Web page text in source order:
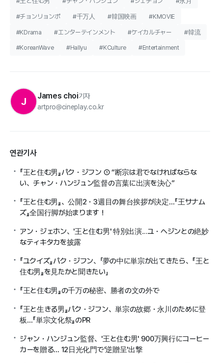
#チョンリョンポ #千万人 #韓国映画 #KMOVIE
#KDrama #エンターテインメント #ケイカルチャー #韓流
#KoreanWave #Hallyu #KCulture #Entertainment
J James choi기자
artpro@cineplay.co.kr
연관기사
『王と住む男』パク・ジフン ① “断宗は君でなければならな
い、チャン・ハンジュン監督の言葉に出演を決心”
『王と住む男』、公開2・3週目の舞台挨拶が決定…『王サナム
ズ』全国行脚が始まります！
アン・ジェホン、'王と住む男' 特別出演...ユ・ヘジンとの絶妙
なティキタカを披露
『ユクイズ』パク・ジフン、「夢の中に単宗が出てきたら、『王と
住む男』を見たかと聞きたい」
『王と住む男』の千万の秘密、勝者の文の外で
『王と生きる男』パク・ジフン、単宗の故郷・永川のために登
板…『単宗文化祭』のPR
ジャン・ハンジュン監督、'王と住む男' 900万興行にコーヒー
カーを贈る… 12日光化門で'逆贈呈'出撃